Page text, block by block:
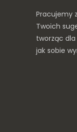
Pracujemy
Twoich
tworząc dla
jak sobie